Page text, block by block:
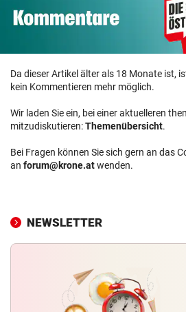
Da dieser Artikel älter als 18 Monate ist,
kein Kommentieren mehr möglich.
Wir laden Sie ein, bei einer aktuelleren
mitzudiskutieren:Themenübersicht.
Bei Fragen können Sie sich gern an das
an forum@krone.atwenden.
NEWSLETTER